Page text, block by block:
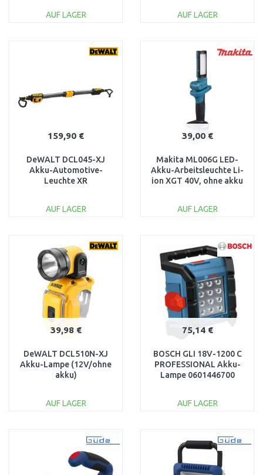
AUF LAGER
AUF LAGER
159,90 €
DeWALT DCL045-XJ
Akku-Automotive-
Leuchte XR
AUF LAGER
Vergleichen
39,00 €
Makita ML006G LED-
Akku-Arbeitsleuchte Li-
ion XGT 40V, ohne akku
AUF LAGER
Vergleichen
39,98 €
DeWALT DCL510N-XJ
Akku-Lampe (12V/ohne
akku)
AUF LAGER
Vergleichen
75,14 €
BOSCH GLI 18V-1200 C
PROFESSIONAL Akku-
Lampe 0601446700
AUF LAGER
Vergleichen